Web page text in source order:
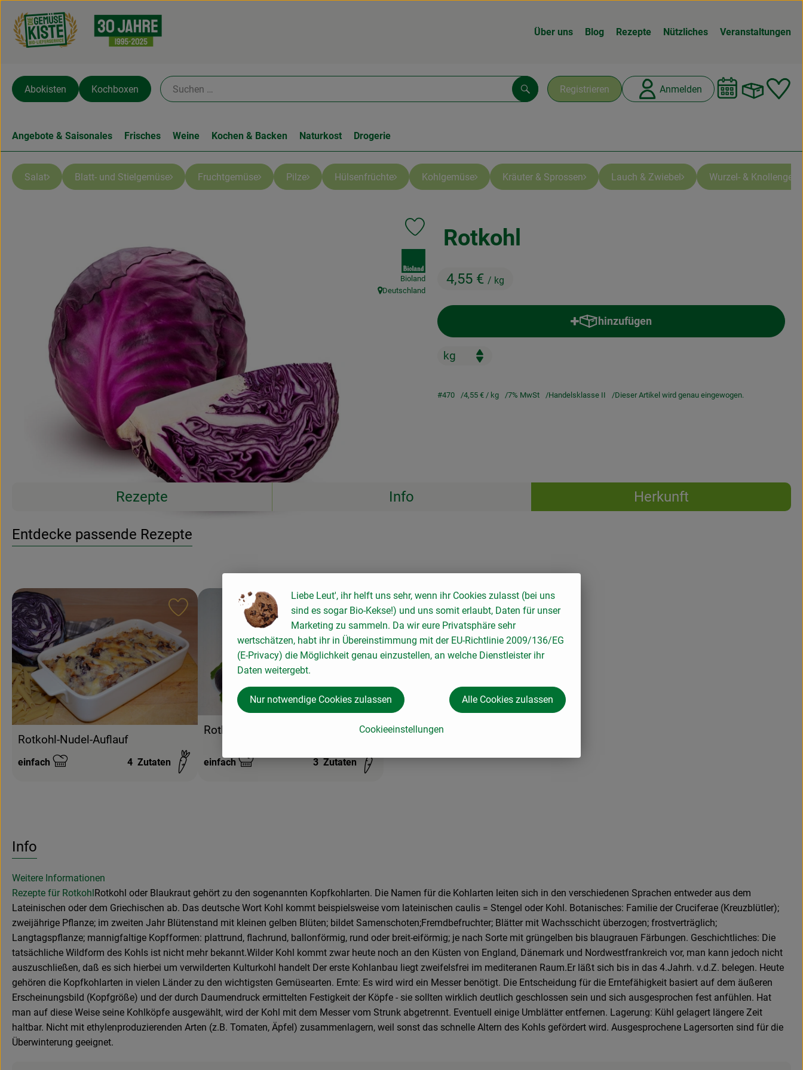
Über uns Blog Rezepte Nützliches Veranstaltungen
Registrieren Anmelden
Suchen
Abokisten Kochboxen
Angebote & Saisonales Frisches Weine Kochen & Backen Naturkost Drogerie
Salat Blatt- und Stielgemüse Fruchtgemüse Pilze Hülsenfrüchte Kohlgemüse Kräuter & Sprossen Lauch & Zwiebel Wurzel- &
Rotkohl
4,55 € / kg
Produkt zu Favouriten hinzufügen
Bioland
, Herkunft:
Deutschland
hinzufügen
Produkt zum Warenkorb hinzufügen
#470 4,55 € / kg 7% MwSt Handelsklasse II Dieser Artikel wird genau eingewogen.
Rezepte Info Herkunft
Entdecke passende Rezepte
Rotkohl-Nudel-Auflauf
Schwierigkeit:
einfach 4 Zutaten
Rezept zu Favouriten hinzufügen
Rotkohlsalat mit Feigen
Schwierigkeit:
einfach 3 Zutaten
Rezept zu Favouriten hinzufügen
Info
Weitere Informationen
Rezepte für RotkohlRotkohl oder Blaukraut gehört zu den sogenannten Kopfkohlarten. Die Namen für die Kohlarten leiten sich in den verschiedenen Sprachen entweder aus dem
Lateinischen oder dem Griechischen ab. Das deutsche Wort Kohl kommt beispielsweise vom lateinischen caulis = Stengel oder Kohl. Botanisches: Familie der Cruciferae (Kreuzblütler);
zweijährige Pflanze; im zweiten Jahr Blütenstand mit kleinen gelben Blüten; bildet Samenschoten;Fremdbefruchter; Blätter mit Wachsschicht überzogen; frostverträglich;
Langtagspflanze; mannigfaltige Kopfformen: plattrund, flachrund, ballonförmig, rund oder breit-eiförmig; je nach Sorte mit grüngelben bis blaugrauen Färbungen. Geschichtliches: Die
tatsächliche Wildform des Kohls ist nicht mehr bekannt.Wilder Kohl kommt zwar heute noch an den Küsten von England, Dänemark und Nordwestfrankreich vor, man kann jedoch nicht
auszuschließen, daß es sich hierbei um verwilderten Kulturkohl handelt Der erste Kohlanbau liegt zweifelsfrei im mediteranen Raum.Er läßt sich bis in das 4.Jahrh. v.d.Z. belegen. Heute
gehören die Kopfkohlarten in vielen Länder zu den wichtigsten Gemüsearten. Ernte: Es wird wird ein Messer benötigt. Die Entscheidung für die Erntefähigkeit basiert auf dem äußeren
Erscheinungsbild (Kopfgröße) und der durch Daumendruck ermittelten Festigkeit der Köpfe - sie sollten wirklich deutlich geschlossen sein und sich ausgesprochen fest anfühlen. Hat
man auf diese Weise seine Kohlköpfe ausgewählt, wird der Kohl mit dem Messer vom Strunk abgetrennt. Eventuell einige Umblätter entfernen. Lagerung: Kühl gelagert längere Zeit
haltbar. Nicht mit ethylenproduzierenden Arten (z.B. Tomaten, Äpfel) zusammenlagern, weil sonst das schnelle Altern des Kohls gefördert wird. Ausgesprochene Lagersorten sind für die
Überwinterung geeignet.
Liebe Leut', ihr helft uns sehr, wenn ihr Cookies zulasst (bei uns
sind es sogar Bio-Kekse!) und uns somit erlaubt, Daten für unser
Marketing zu sammeln. Da wir eure Privatsphäre sehr
wertschätzen, habt ihr in Übereinstimmung mit der EU-Richtlinie 2009/136/EG
(E-Privacy) die Möglichkeit genau einzustellen, an welche Dienstleister ihr
Daten weitergebt.
Cookieeinstellungen
Nur notwendige Cookies zulassen Alle Cookies zulassen